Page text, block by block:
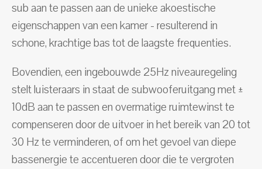
sub aan te passen aan de unieke akoestische
eigenschappen van een kamer - resulterend in
schone, krachtige bas tot de laagste frequenties.
Bovendien, een ingebouwde 25Hz niveauregeling
stelt luisteraars in staat de subwooferuitgang met ±
10dB aan te passen en overmatige ruimtewinst te
compenseren door de uitvoer in het bereik van 20 tot
30 Hz te verminderen, of om het gevoel van diepe
bassenergie te accentueren door die te vergroten